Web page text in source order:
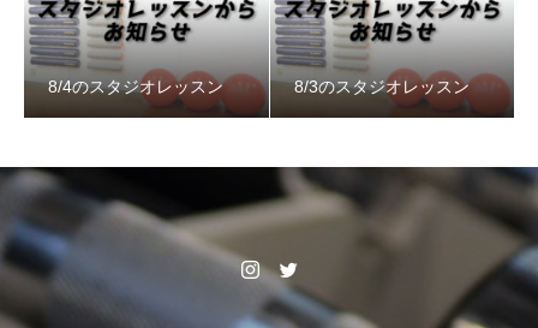
8/4のスタジオレッスン 8/3のスタジオレッスン